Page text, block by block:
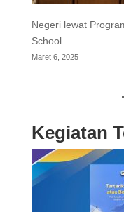
Negeri lewat
School
Maret 6, 2025
Kegiatan